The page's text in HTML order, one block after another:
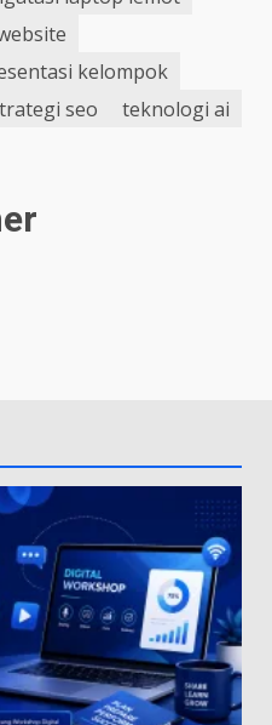
kelompok
seo
teknologi ai